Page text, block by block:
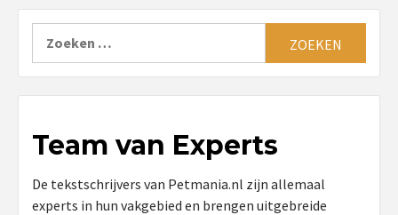
Team van Experts
De tekstschrijvers van Petmania.nl zijn allemaal
experts in hun vakgebied en brengen uitgebreide